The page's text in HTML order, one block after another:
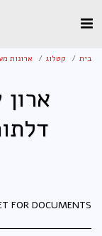
בית קטלוג ארונות
FOR DOCUMENTS